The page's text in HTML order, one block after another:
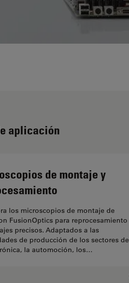
aplicación
de montaje y
los microscopios de montaje de
FusionOptics para reprocesamiento
precisos. Adaptados a las
de producción de los sectores de
la automoción, los…